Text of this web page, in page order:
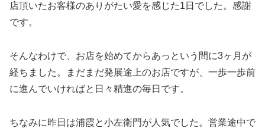
店頂いたお客様のありがたい愛を感じた1日でした。感謝
です。
そんなわけで、お店を始めてからあっという間に3ヶ月が
経ちました。まだまだ発展途上のお店ですが、一歩一歩前
に進んでいければと日々精進の毎日です。
ちなみに昨日は浦霞と小左衛門が人気でした。営業途中で